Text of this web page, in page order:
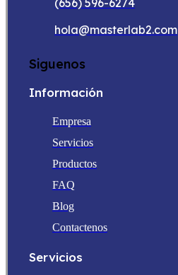
(656) 596-6274
hola@masterlab2.com
Siguenos
Información
Empresa
Servicios
Productos
FAQ
Blog
Contactenos
Servicios